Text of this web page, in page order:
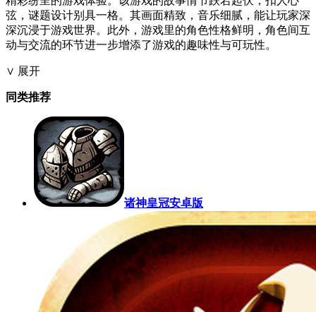
弦，谜题设计别具一格。其画面精致，音乐细腻，能让玩家深
深沉浸于游戏世界。此外，游戏里的角色性格鲜明，角色间互
动与交流的环节进一步增添了游戏的趣味性与可玩性。
∨ 展开
同类推荐
诸神皇冠安卓版